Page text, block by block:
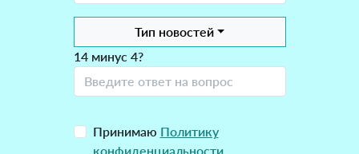
Тип новостей
14 минус 4?
Принимаю Политику
конфиденциальности